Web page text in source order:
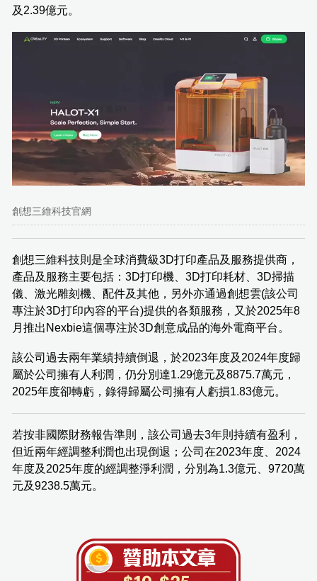
及2.39億元。
創想三維科技官網
創想三維科技則是全球消費級3D打印產品及服務提供商，
產品及服務主要包括：3D打印機、3D打印耗材、3D掃描
儀、激光雕刻機、配件及其他，另外亦通過創想雲(該公司
專注於3D打印內容的平台)提供的各類服務，又於2025年8
月推出Nexbie這個專注於3D創意成品的海外電商平台。
該公司過去兩年業績持續倒退，於2023年度及2024年度歸
屬於公司擁有人利潤，仍分別達1.29億元及8875.7萬元，
2025年度卻轉虧，錄得歸屬公司擁有人虧損1.83億元。
若按非國際財務報告準則，該公司過去3年則持續有盈利，
但近兩年經調整利潤也出現倒退；公司在2023年度、2024
年度及2025年度的經調整淨利潤，分別為1.3億元、9720萬
元及9238.5萬元。